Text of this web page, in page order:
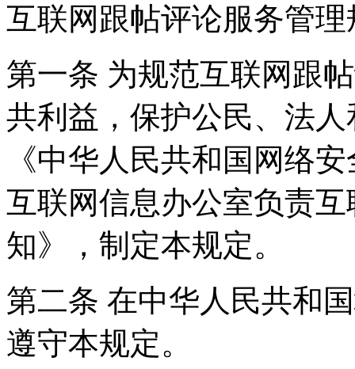
互联网跟帖评论服务管理
第一条 为规范互联网跟
共利益，保护公民、法
《中华人民共和国网络
互联网信息办公室负责
知》，制定本规定。
第二条 在中华人民共和
遵守本规定。